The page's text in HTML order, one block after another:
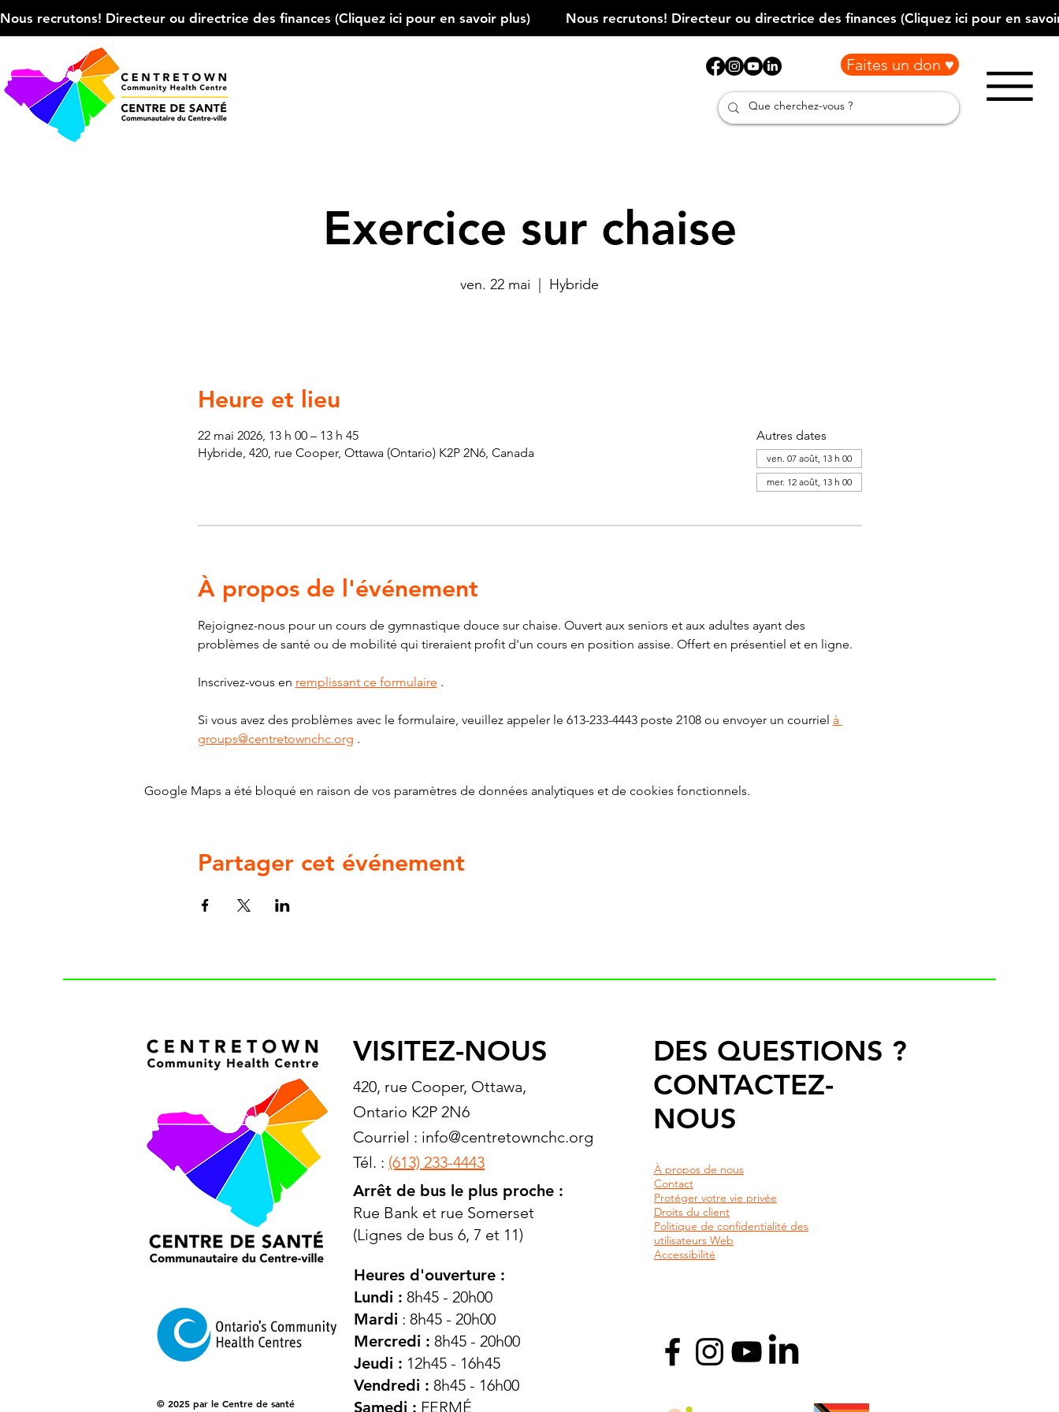
Nous recrutons! Directeur ou directrice des finances (Cliquez ici pour en savoir plus)
Faites un don ♥
Exercice sur chaise
ven. 22 mai Hybride
Heure et lieu
22 mai 2026, 13 h 00 – 13 h 45
Hybride, 420, rue Cooper, Ottawa (Ontario) K2P 2N6, Canada
Autres dates
ven. 07 août, 13 h 00
mer. 12 août, 13 h 00
À propos de l'événement
Rejoignez-nous pour un cours de gymnastique douce sur chaise. Ouvert aux seniors et aux adultes ayant des
problèmes de santé ou de mobilité qui tireraient profit d'un cours en position assise. Offert en présentiel et en ligne.
Inscrivez-vous en remplissant ce formulaire .
Si vous avez des problèmes avec le formulaire, veuillez appeler le 613-233-4443 poste 2108 ou envoyer un courriel à
groups@centretownchc.org .
Google Maps a été bloqué en raison de vos paramètres de données analytiques et de cookies fonctionnels.
Partager cet événement
© 2025 par le Centre de santé
VISITEZ-NOUS
420, rue Cooper, Ottawa,
Ontario K2P 2N6
Courriel : info@centretownchc.org
Tél. : (613) 233-4443
Arrêt de bus le plus proche :
Rue Bank et rue Somerset
(Lignes de bus 6, 7 et 11)
Heures d'ouverture :
Lundi : 8h45 - 20h00
Mardi : 8h45 - 20h00
Mercredi : 8h45 - 20h00
Jeudi : 12h45 - 16h45
Vendredi : 8h45 - 16h00
Samedi : FERMÉ
DES QUESTIONS ?
CONTACTEZ-
NOUS
À propos de nous
Contact
Protéger votre vie privée
Droits du client
Politique de confidentialité des
utilisateurs Web
Accessibilité